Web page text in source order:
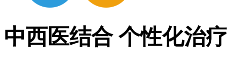
中西医结合 个性化治